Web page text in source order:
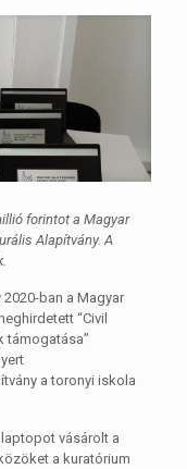
forintot a Magyar
Alapítvány. A
ban a Magyar
“Civil
támogatása”
a toronyi iskola
vásárolt a
a kuratórium